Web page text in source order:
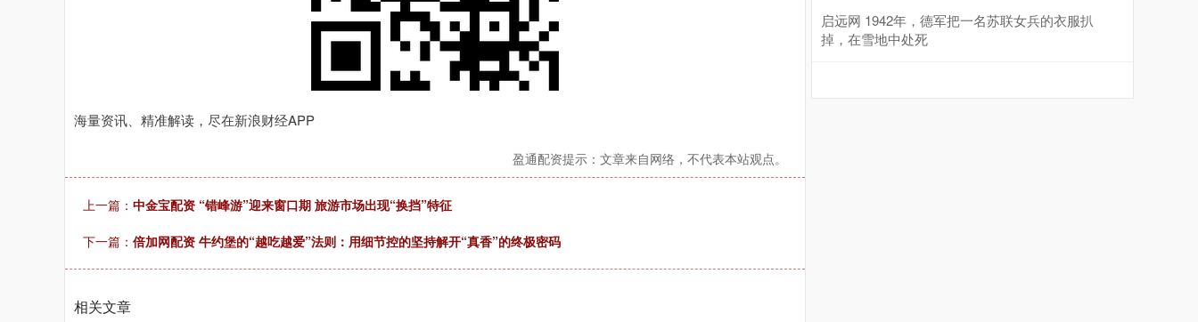
海量资讯、精准解读，尽在新浪财经APP
盈通配资提示：文章来自网络，不代表本站观点。
上一篇： 中金宝配资 “错峰游”迎来窗口期 旅游市场出现“换挡”特征
下一篇： 倍加网配资 牛约堡的“越吃越爱”法则：用细节控的坚持解开“真香”的终极密码
相关文章
启远网 1942年，德军把一名苏联女兵的衣服扒
掉，在雪地中处死